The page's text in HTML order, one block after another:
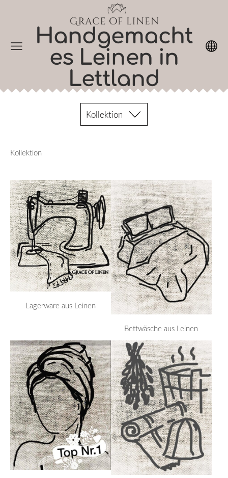
Handgemacht
es Leinen in
Lettland
Kollektion
Kollektion
Lagerware aus Leinen
Bettwäsche aus Leinen